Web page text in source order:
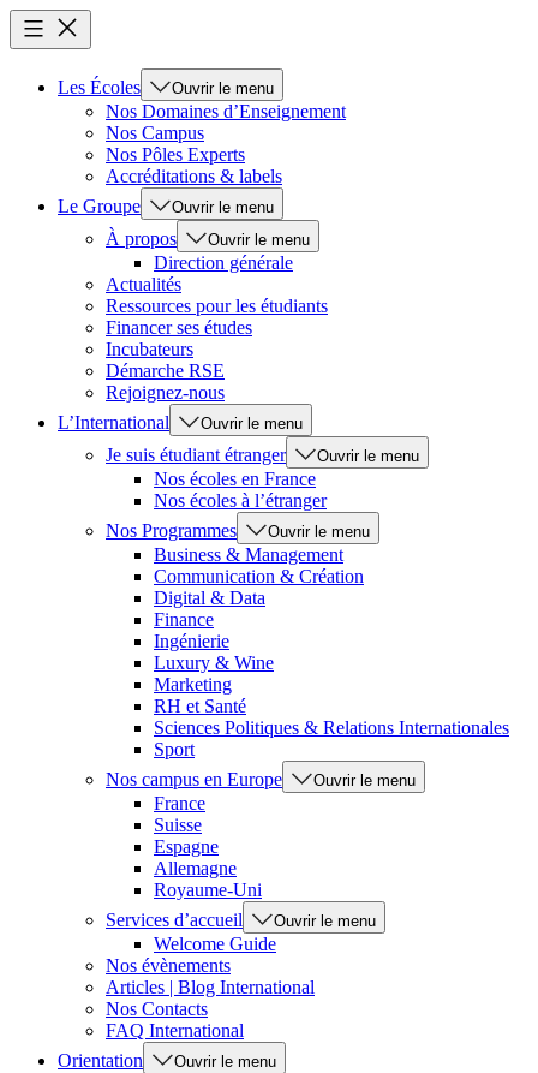
Les Écoles Ouvrir le menu
Nos Domaines d’Enseignement
Nos Campus
Nos Pôles Experts
Accréditations & labels
Le Groupe
Ouvrir le menu
À propos Ouvrir le menu
Direction générale
Actualités
Ressources pour les étudiants
Financer ses études
Incubateurs
Démarche RSE
Rejoignez-nous
L’International
Ouvrir le menu
Je suis étudiant étranger Ouvrir le menu
Nos écoles en France
Nos écoles à l’étranger
Nos Programmes
Ouvrir le menu
Business & Management
Communication & Création
Digital & Data
Finance
Ingénierie
Luxury & Wine
Marketing
RH et Santé
Sciences Politiques & Relations Internationales
Sport
Nos campus en Europe
Ouvrir le menu
France
Suisse
Espagne
Allemagne
Royaume-Uni
Services d’accueil
Ouvrir le menu
Welcome Guide
Nos évènements
Articles | Blog International
Nos Contacts
FAQ International
Orientation
Ouvrir le menu